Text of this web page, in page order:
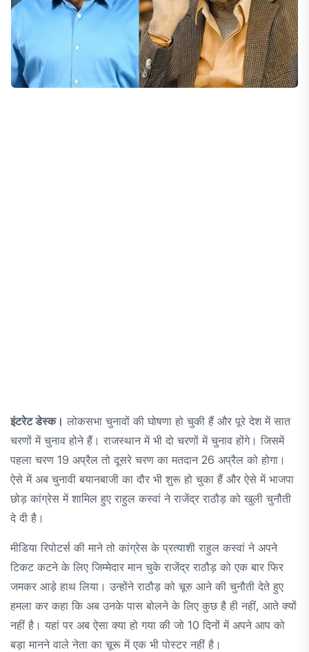
इंटरेट डेस्क। लोकसभा चुनावों की घोषणा हो चुकी हैं और पूरे देश में सात
चरणों में चुनाव होने हैं। राजस्थान में भी दो चरणों में चुनाव होंगे। जिसमें
पहला चरण 19 अप्रैल तो दूसरे चरण का मतदान 26 अप्रैल को होगा।
ऐसे में अब चुनावी बयानबाजी का दौर भी शुरू हो चुका हैं और ऐसे में भाजपा
छोड़ कांग्रेस में शामिल हुए राहुल कस्वां ने राजेंद्र राठौड़ को खुली चुनौती
दे दी है।
मीडिया रिपोटर्स की माने तो कांग्रेस के प्रत्याशी राहुल कस्वां ने अपने
टिकट कटने के लिए जिम्मेदार मान चुके राजेंद्र राठौड़ को एक बार फिर
जमकर आड़े हाथ लिया। उन्होंने राठौड़ को चूरु आने की चुनौती देते हुए
हमला कर कहा कि अब उनके पास बोलने के लिए कुछ है ही नहीं, आते क्यों
नहीं है। यहां पर अब ऐसा क्या हो गया की जो 10 दिनों में अपने आप को
बड़ा मानने वाले नेता का चूरू में एक भी पोस्टर नहीं है।